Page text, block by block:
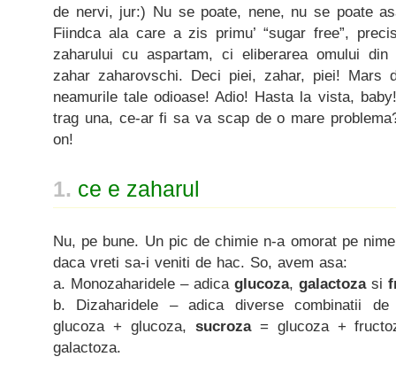
de nervi, jur:) Nu se poate, nene, nu se poate
Fiindca ala care a zis primu’ “sugar free”,
zaharului cu aspartam, ci eliberarea omului
zahar zaharovschi. Deci piei, zahar, piei! Mars
neamurile tale odioase! Adio! Hasta la vista,
trag una, ce-ar fi sa va scap de o mare
on!
1. ce e zaharul
Nu, pe bune. Un pic de chimie n-a omorat pe
daca vreti sa-i veniti de hac. So, avem asa:
a. Monozaharidele – adica glucoza, galactozasi
b. Dizaharidele – adica diverse combinatii
glucoza + glucoza, sucroza= glucoza +
galactoza.